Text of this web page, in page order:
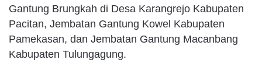
Gantung Brungkah di Desa Karangrejo Kabupaten
Pacitan, Jembatan Gantung Kowel Kabupaten
Pamekasan, dan Jembatan Gantung Macanbang
Kabupaten Tulungagung.